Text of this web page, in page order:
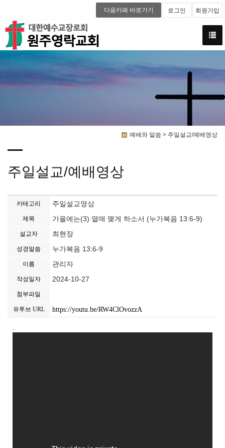
다음카페 바로가기 로그인 회원가입
예배와 말씀 > 주일설교/예배영상
주일설교/예배영상
카테고리 주일설교영상
제목 가을에는(3) 열매 맺게 하소서 (누가복음 13:6-9)
설교자 최현장
성경말씀 누가복음 13:6-9
이름 관리자
작성일자 2024-10-27
첨부파일
유투브 URL https://youtu.be/RW4ClOvozzA
.